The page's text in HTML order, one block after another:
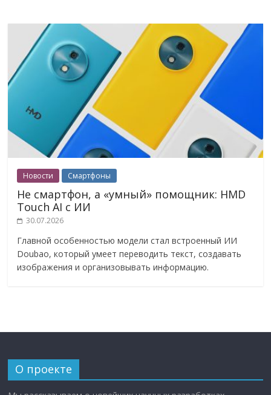
Новости Смартфоны
Не смартфон, а «умный» помощник: HMD
Touch AI с ИИ
30.07.2026
Главной особенностью модели стал встроенный ИИ
Doubao, который умеет переводить текст, создавать
изображения и организовывать информацию.
О проекте